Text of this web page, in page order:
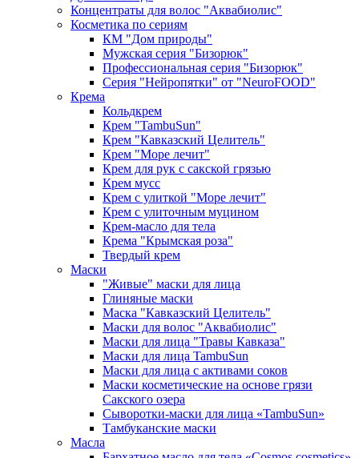
Концентраты для волос "Аквабиолис"
Косметика по сериям
КМ "Дом природы"
Мужская серия "Бизорюк"
Профессиональная серия "Бизорюк"
Серия "Нейропятки" от "NeuroFOOD"
Крема
Кольдкрем
Крем "TambuSun"
Крем "Кавказский Целитель"
Крем "Море лечит"
Крем для рук с сакской грязью
Крем мусс
Крем с улиткой "Море лечит"
Крем с улиточным муцином
Крем-масло для тела
Крема "Крымская роза"
Твердый крем
Маски
"Живые" маски для лица
Глиняные маски
Маска "Кавказский Целитель"
Маски для волос "Аквабиолис"
Маски для лица "Травы Кавказа"
Маски для лица TambuSun
Маски для лица с активами соков
Маски косметические на основе грязи
Сакского озера
Сыворотки-маски для лица «TambuSun»
Тамбуканские маски
Масла